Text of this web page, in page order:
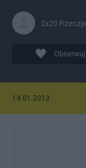
2x20
14.01.2013